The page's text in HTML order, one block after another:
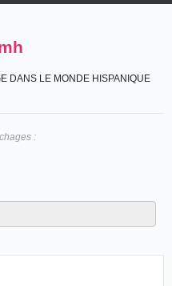
DANS LE MONDE HISPANIQUE
: